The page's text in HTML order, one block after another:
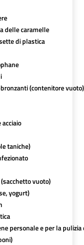
delle caramelle
di plastica
(contenitore vuoto)
taniche)
vuoto)
yogurt)
personale e per la pulizia